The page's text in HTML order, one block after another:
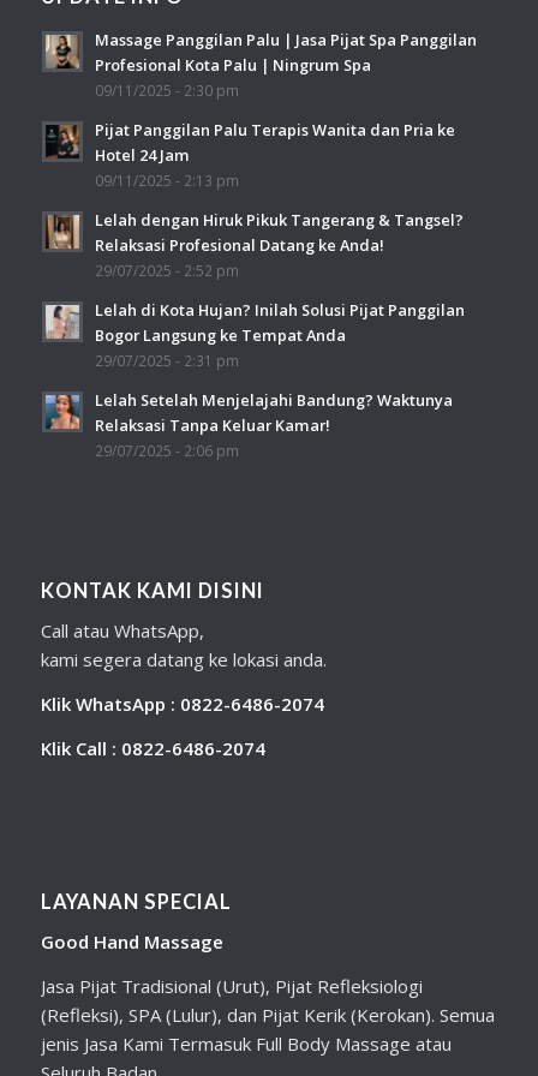
Massage Panggilan Palu | Jasa Pijat Spa Panggilan
Profesional Kota Palu | Ningrum Spa
09/11/2025 - 2:30 pm
Pijat Panggilan Palu Terapis Wanita dan Pria ke
Hotel 24 Jam
09/11/2025 - 2:13 pm
Lelah dengan Hiruk Pikuk Tangerang & Tangsel?
Relaksasi Profesional Datang ke Anda!
29/07/2025 - 2:52 pm
Lelah di Kota Hujan? Inilah Solusi Pijat Panggilan
Bogor Langsung ke Tempat Anda
29/07/2025 - 2:31 pm
Lelah Setelah Menjelajahi Bandung? Waktunya
Relaksasi Tanpa Keluar Kamar!
29/07/2025 - 2:06 pm
KONTAK KAMI DISINI
Call atau WhatsApp,
kami segera datang ke lokasi anda.
Klik WhatsApp : 0822-6486-2074
Klik Call : 0822-6486-2074
LAYANAN SPECIAL
Good Hand Massage
Jasa Pijat Tradisional (Urut), Pijat Refleksiologi
(Refleksi), SPA (Lulur), dan Pijat Kerik (Kerokan). Semua
jenis Jasa Kami Termasuk Full Body Massage atau